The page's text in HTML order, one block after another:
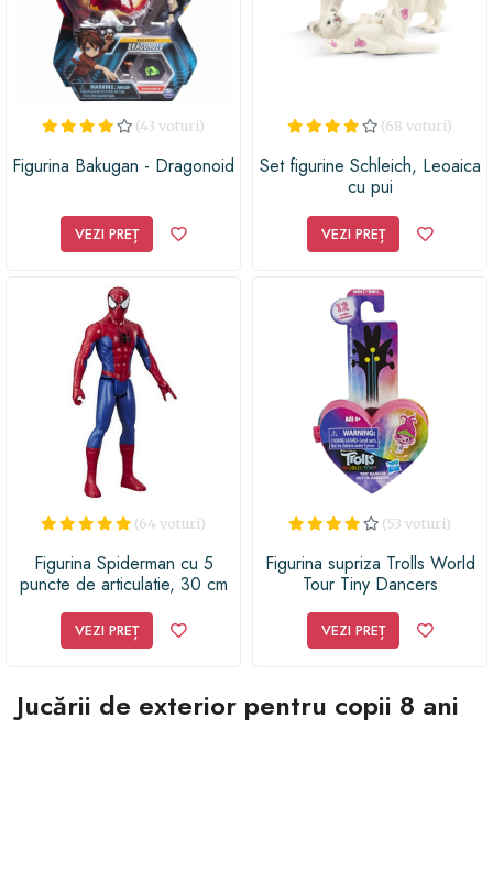
(43 voturi)
Figurina Bakugan - Dragonoid
VEZI PREȚ
(68 voturi)
Set figurine Schleich, Leoaica
cu pui
VEZI PREȚ
(64 voturi)
Figurina Spiderman cu 5
puncte de articulatie, 30 cm
VEZI PREȚ
(53 voturi)
Figurina supriza Trolls World
Tour Tiny Dancers
VEZI PREȚ
Jucării de exterior pentru copii 8 ani